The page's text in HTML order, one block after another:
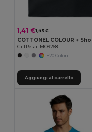
1,41 €1,43 €
GiftRetail MO9268
+20 Colori
Aggiungi al carrello